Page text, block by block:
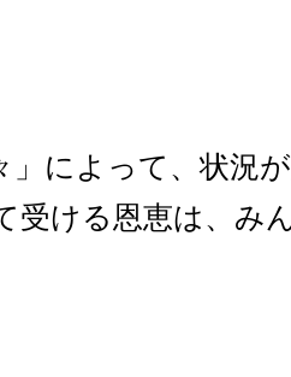
」によって、状況
受ける恩恵は、み